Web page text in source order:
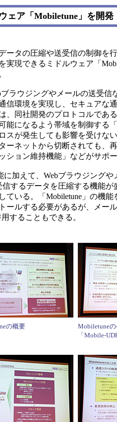
ェア「Mobiletune」を開発
タの圧縮や送受信の制御を
実現できるミドルウェア「
ラウジングやメールの送受信
信環境を実現し、セキュアな
、同社開発のプロトコルであ
になるよう帯域を制御する「
スが発生しても影響を受けな
ーネットから切断されても、
ョン維持機能」などがサポー
加えて、Webブラウジングや
するデータを圧縮する機能
ている。「Mobiletune」の機
ールする必要があるが、メー
することもできる。
の概要
Mobiletune
「Mobile-